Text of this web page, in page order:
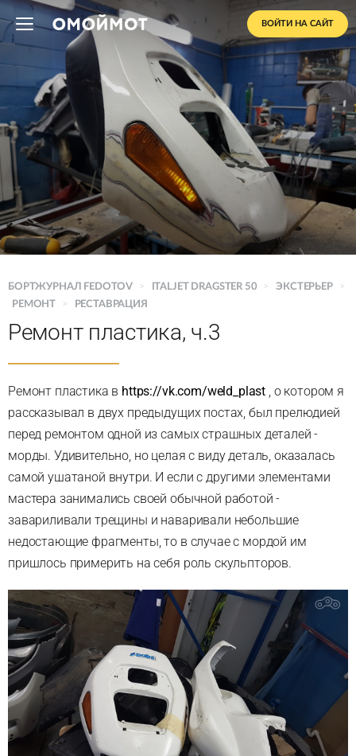
ВОЙТИ НА САЙТ
БОРТЖУРНАЛ FEDOTOV > ITALJET DRAGSTER 50 > ЭКСТЕРЬЕР
>
РЕМОНТ
> РЕСТАВРАЦИЯ
Ремонт пластика, ч.3
Ремонт пластика в https://vk.com/weld_plast , о котором я
рассказывал в двух предыдущих постах, был прелюдией
перед ремонтом одной из самых страшных деталей -
морды. Удивительно, но целая с виду деталь, оказалась
самой ушатаной внутри. И если с другими элементами
мастера занимались своей обычной работой -
завариливали трещины и наваривали небольшие
недостающие фрагменты, то в случае с мордой им
пришлось примерить на себя роль скульпторов.